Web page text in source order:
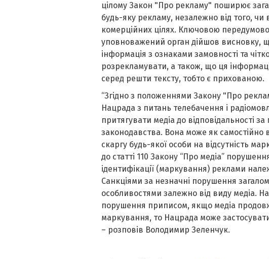
цілому Закон "Про рекламу" поширює
будь-яку рекламу, незалежно від того, чи
комерційних цілях. Ключовою
уповноважений орган дійшов висновку,
інформація з ознаками замовності та
розрекламувати, а також, що ця
серед решти тексту, тобто є прихованою.
“Згідно з положеннями Закону "Про
Нацрада з питань телебачення і
притягувати медіа до відповідальності
законодавства. Вона може як самостійно
скаргу будь-якої особи на відсутність
до статті 110 Закону “Про медіа”
ідентифікації (маркування) реклами
Санкціями за незначні порушення
особливостями залежно від виду медіа.
порушення приписом, якщо медіа
маркування, то Нацрада може
– розповів Володимир Зеленчук.